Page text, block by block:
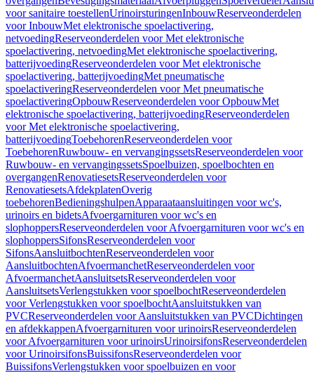
voor sanitaire toestellenUrinoirsturingenInbouwReserveonderdelen
voor InbouwMet elektronische spoelactivering,
netvoedingReserveonderdelen voor Met elektronische
spoelactivering, netvoedingMet elektronische spoelactivering,
batterijvoedingReserveonderdelen voor Met elektronische
spoelactivering, batterijvoedingMet pneumatische
spoelactiveringReserveonderdelen voor Met pneumatische
spoelactiveringOpbouwReserveonderdelen voor OpbouwMet
elektronische spoelactivering, batterijvoedingReserveonderdelen
voor Met elektronische spoelactivering,
batterijvoedingToebehorenReserveonderdelen voor
ToebehorenRuwbouw- en vervangingssetsReserveonderdelen voor
Ruwbouw- en vervangingssetsSpoelbuizen, spoelbochten en
overgangenRenovatiesetsReserveonderdelen voor
RenovatiesetsAfdekplatenOverig
toebehorenBedieningshulpenApparaataansluitingen voor wc's,
urinoirs en bidetsAfvoergarnituren voor wc's en
slophoppersReserveonderdelen voor Afvoergarnituren voor wc's en
slophoppersSifonsReserveonderdelen voor
SifonsAansluitbochtenReserveonderdelen voor
AansluitbochtenAfvoermanchetReserveonderdelen voor
AfvoermanchetAansluitsetsReserveonderdelen voor
AansluitsetsVerlengstukken voor spoelbochtReserveonderdelen
voor Verlengstukken voor spoelbochtAansluitstukken van
PVCReserveonderdelen voor Aansluitstukken van PVCDichtingen
en afdekkappenAfvoergarnituren voor urinoirsReserveonderdelen
voor Afvoergarnituren voor urinoirsUrinoirsifonsReserveonderdelen
voor UrinoirsifonsBuissifonsReserveonderdelen voor
BuissifonsVerlengstukken voor spoelbuizen en voor